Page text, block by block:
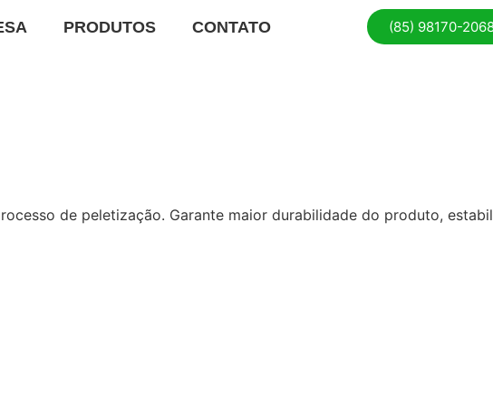
PRODUTOS CONTATO (85) 98170-
de peletização. Garante maior durabilidade do produto,